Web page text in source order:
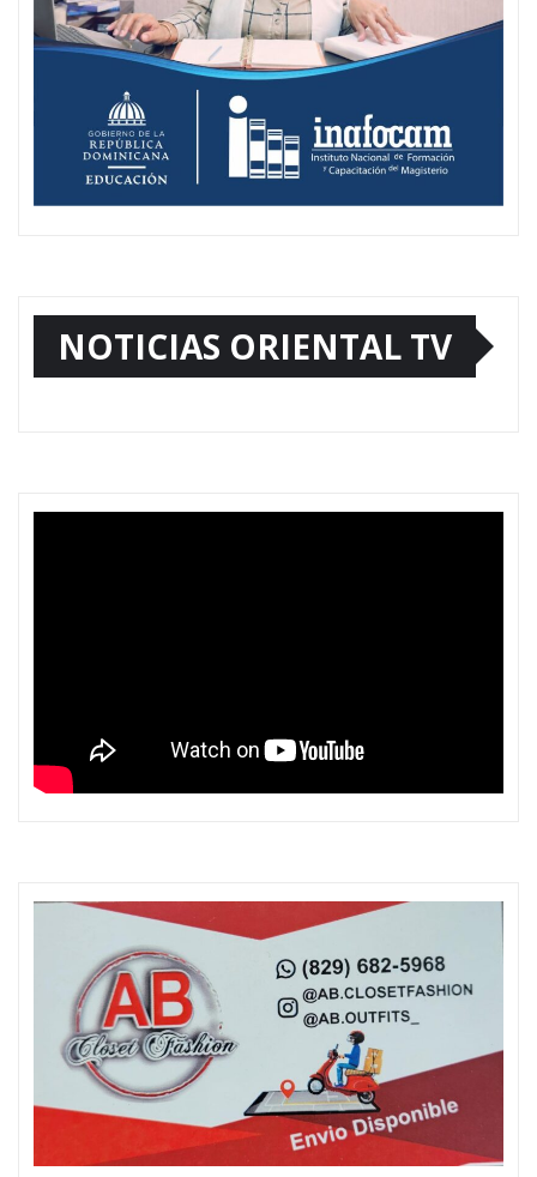
NOTICIAS ORIENTAL TV